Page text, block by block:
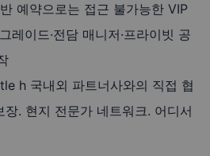
예약으로는 접근 불가능한 VIP
레이드·전담 매니저·프라이빗 공
h 국내외 파트너사와의 직접 협
. 현지 전문가 네트워크. 어디서